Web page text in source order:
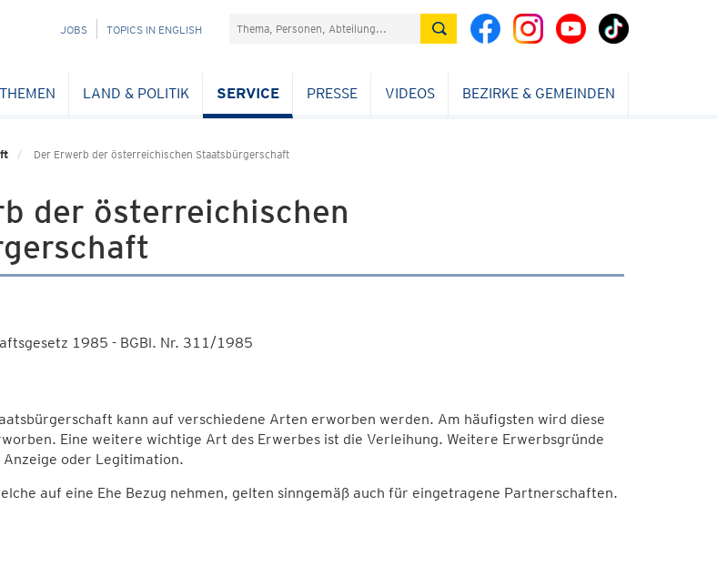
NAVIGATION
JOBS TOPICS IN ENGLISH Suchefeld
THEMEN LAND & POLITIK SERVICE PRESSE VIDEOS BEZIRKE & GEMEINDEN
Der Erwerb der österreichischen Staatsbürgerschaft
der österreichischen
1985 - BGBl. Nr. 311/1985
kann auf verschiedene Arten erworben werden. Am häufigsten wird diese
Eine weitere wichtige Art des Erwerbes ist die Verleihung. Weitere Erwerbsgründe
oder Legitimation.
auf eine Ehe Bezug nehmen, gelten sinngemäß auch für eingetragene Partnerschaften.